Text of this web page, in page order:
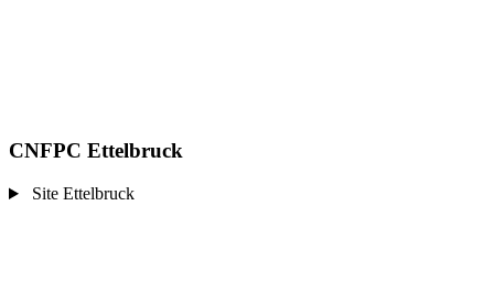
CNFPC Ettelbruck
Site Ettelbruck